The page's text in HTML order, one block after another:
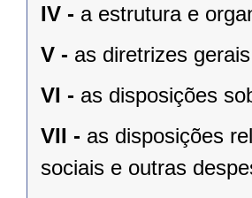
IV - a estrutura e
V - as diretrizes
VI - as disposições
VII - as disposições
sociais e outras